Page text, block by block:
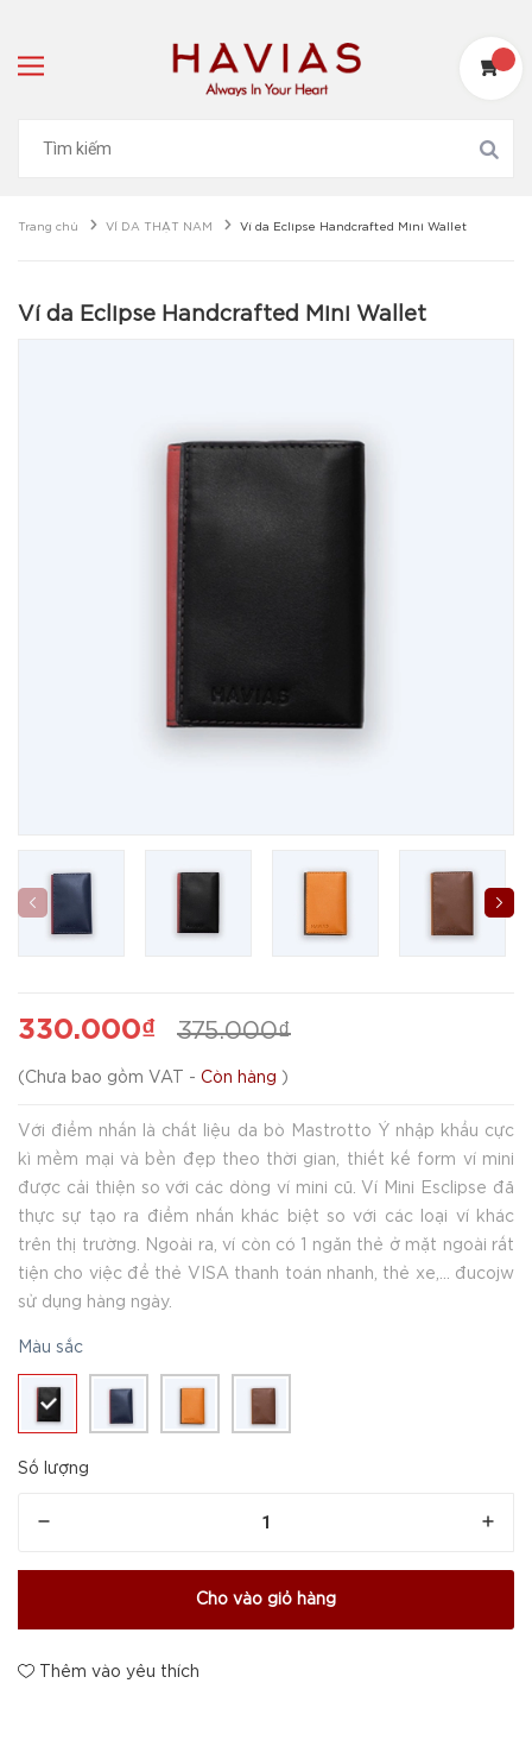
Trang chủ VÍ DA THẬT NAM Ví da Eclipse Handcrafted Mini Wallet
Ví da Eclipse Handcrafted Mini Wallet
330.000₫ 375.000₫
( Chưa bao gồm VAT - Còn hàng )
Với điểm nhấn là chất liệu da bò Mastrotto Ý nhập khẩu cực
kì mềm mại và bền đẹp theo thời gian, thiết kế form ví mini
được cải thiện so với các dòng ví mini cũ. Ví Mini Esclipse đã
thực sự tạo ra điểm nhấn khác biệt so với các loại ví khác
trên thị trường. Ngoài ra, ví còn có 1 ngăn thẻ ở mặt ngoài rất
tiện cho việc để thẻ VISA thanh toán nhanh, thẻ xe,... đucojw
sử dụng hàng ngày.
Màu sắc
Số lượng
Cho vào giỏ hàng
Thêm vào yêu thích